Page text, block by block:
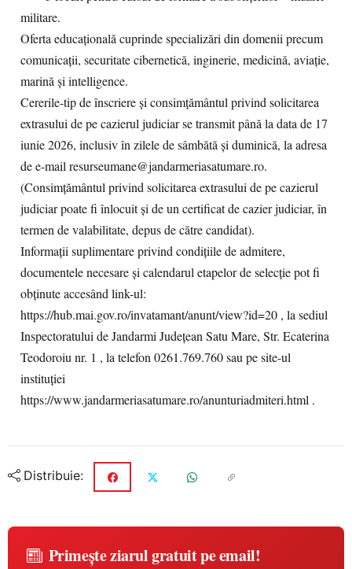
militare.
Oferta educațională cuprinde specializări din domenii precum
comunicații, securitate cibernetică, inginerie, medicină, aviație,
marină și intelligence.
Cererile-tip de înscriere și consimțământul privind solicitarea
extrasului de pe cazierul judiciar se transmit până la data de 17
iunie 2026, inclusiv în zilele de sâmbătă și duminică, la adresa
de e-mail resurseumane@jandarmeriasatumare.ro.
(Consimțământul privind solicitarea extrasului de pe cazierul
judiciar poate fi înlocuit și de un certificat de cazier judiciar, în
termen de valabilitate, depus de către candidat).
Informații suplimentare privind condițiile de admitere,
documentele necesare și calendarul etapelor de selecție pot fi
obținute accesând link-ul:
https://hub.mai.gov.ro/invatamant/anunt/view?id=20 , la sediul
Inspectoratului de Jandarmi Județean Satu Mare, Str. Ecaterina
Teodoroiu nr. 1 , la telefon 0261.769.760 sau pe site-ul
instituției
https://www.jandarmeriasatumare.ro/anunturiadmiteri.html .
Distribuie:
Primește ziarul gratuit pe email!